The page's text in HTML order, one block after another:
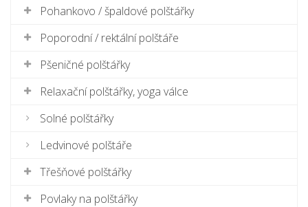
Pohankovo / špaldové polštářky
Poporodní / rektální polštáře
Pšeničné polštářky
Relaxační polštářky, yoga válce
Solné polštářky
Ledvinové polštáře
Třešňové polštářky
Povlaky na polštářky